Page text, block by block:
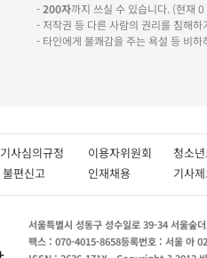
-200자까지 쓰실 수 있습니다. (현재
- 저작권 등 다른 사람의 권리를 침해
- 타인에게 불쾌감을 주는 욕설 등 비
기사심의규정 이용자위원회 청소
불편신고 인재채용 기
서울특별시 성동구 성수일로 39-34 서울숲
팩스 : 070-4015-8658등록번호 : 서울 아